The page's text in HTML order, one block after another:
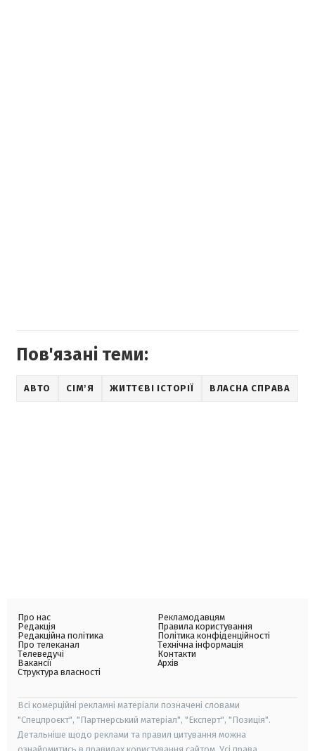
Пов'язані теми:
АВТО СІМʼЯ ЖИТТЄВІ ІСТОРІЇ ВЛАСНА СПРАВА
Про нас
Редакція
Редакційна політика
Про телеканал
Телеведучі
Вакансії
Структура власності
Рекламодавцям
Правила користування
Політика конфіденційності
Технічна інформація
Контакти
Архів
Всі комерційні рекламні матеріали позначені словами
"Спецпроєкт", "Партнерський матеріал", "Експерт", "Позиція".
Детальніше щодо реклами та правил цитування можна